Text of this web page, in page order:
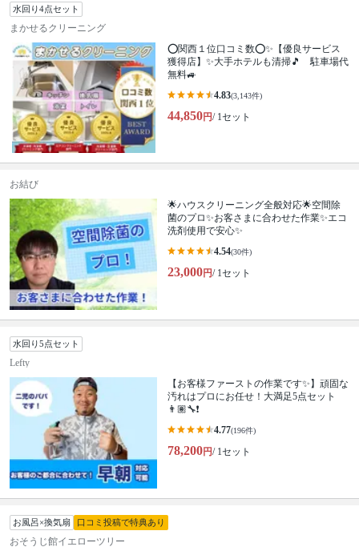
水回り4点セット
まかせるクリーニング
⭕関西１位口コミ数⭕✨【優良サービス
獲得店】✨大手ホテルも清掃🎵 駐車場代
無料🚙
4.83(3,143件)
44,850円/ 1セット
お結び
🌟ハウスクリーニング全般対応🌟空間除
菌のプロ✨お客さまに合わせた作業✨エコ
洗剤使用で安心✨
4.54(30件)
23,000円/ 1セット
水回り5点セット
Lefty
【お客様ファーストの作業です✨】頑固な
汚れはプロにお任せ！大満足5点セット
👨🏽‍🔧❗️
4.77(196件)
78,200円/ 1セット
お風呂×換気扇 口コミ投稿で特典あり
おそうじ館イエローツリー